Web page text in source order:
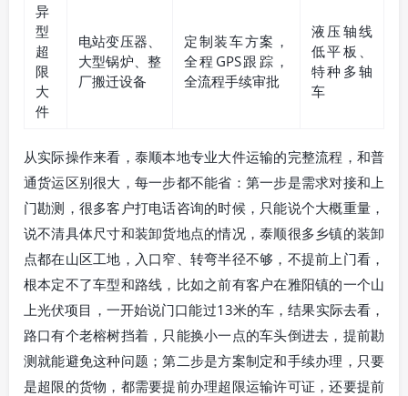
异
型
超
限
大
件
电站变压器、
大型锅炉、整
厂搬迁设备
定制装车方案，
全程GPS跟踪，
全流程手续审批
液压轴线
低平板、
特种多轴
车
从实际操作来看，泰顺本地专业大件运输的完整流程，和普
通货运区别很大，每一步都不能省：第一步是需求对接和上
门勘测，很多客户打电话咨询的时候，只能说个大概重量，
说不清具体尺寸和装卸货地点的情况，泰顺很多乡镇的装卸
点都在山区工地，入口窄、转弯半径不够，不提前上门看，
根本定不了车型和路线，比如之前有客户在雅阳镇的一个山
上光伏项目，一开始说门口能过13米的车，结果实际去看，
路口有个老榕树挡着，只能换小一点的车头倒进去，提前勘
测就能避免这种问题；第二步是方案制定和手续办理，只要
是超限的货物，都需要提前办理超限运输许可证，还要提前